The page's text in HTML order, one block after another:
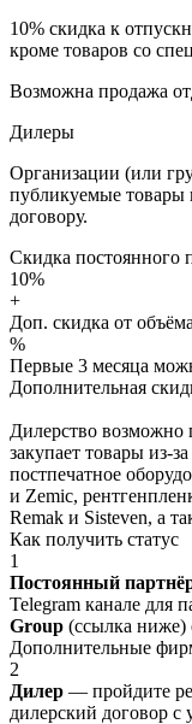
10% скидка к
кроме товаров со
Возможна продажа
Дилеры
Организации (или
публикуемые
договору.
Скидка постоянного
10%
+
Доп. скидка от
%
Первые 3 месяца
Дополнительная
Дилерство возможно
закупает товары из-
постпечатное
и Zemic,
Remak и Sisteven, а
Как получить статус
1
Постоянный
Telegram канале для
Group (ссылка
Дополнительные
2
Дилер — пройдите
дилерский договор с